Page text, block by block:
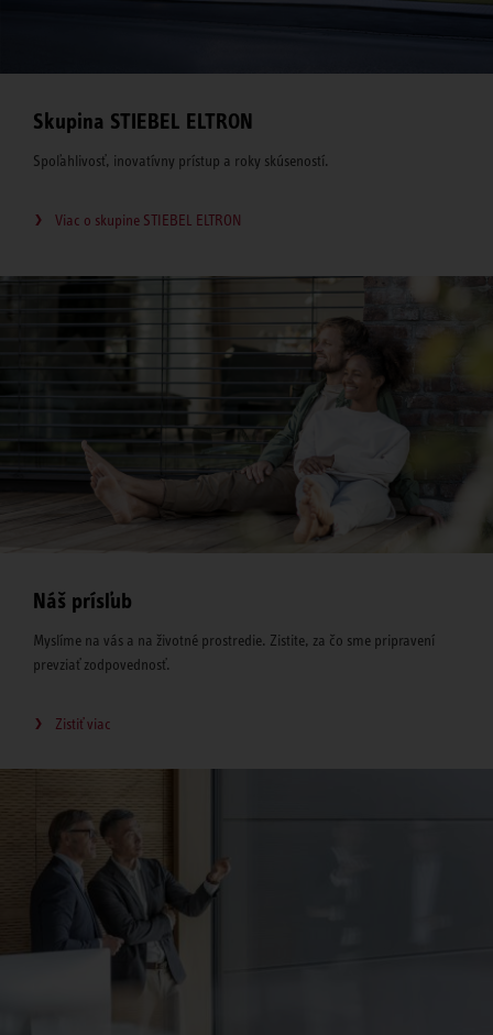
Skupina STIEBEL ELTRON
Spoľahlivosť, inovatívny prístup a roky skúseností.
Viac o skupine STIEBEL ELTRON
Náš prísľub
Myslíme na vás a na životné prostredie. Zistite, za čo sme pripravení
prevziať zodpovednosť.
Zistiť viac